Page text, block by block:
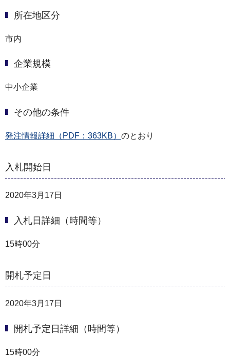
所在地区分
市内
企業規模
中小企業
その他の条件
発注情報詳細（PDF：363KB） のとおり
入札開始日
2020年3月17日
入札日詳細（時間等）
15時00分
開札予定日
2020年3月17日
開札予定日詳細（時間等）
15時00分